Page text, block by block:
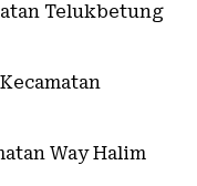
Telukbetung
Way Halim